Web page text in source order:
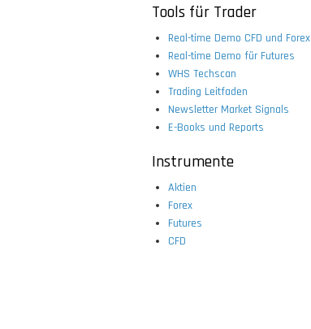
Tools für Trader
Real-time Demo CFD und Forex
Real-time Demo für Futures
WHS Techscan
Trading Leitfaden
Newsletter Market Signals
E-Books und Reports
Instrumente
Aktien
Forex
Futures
CFD